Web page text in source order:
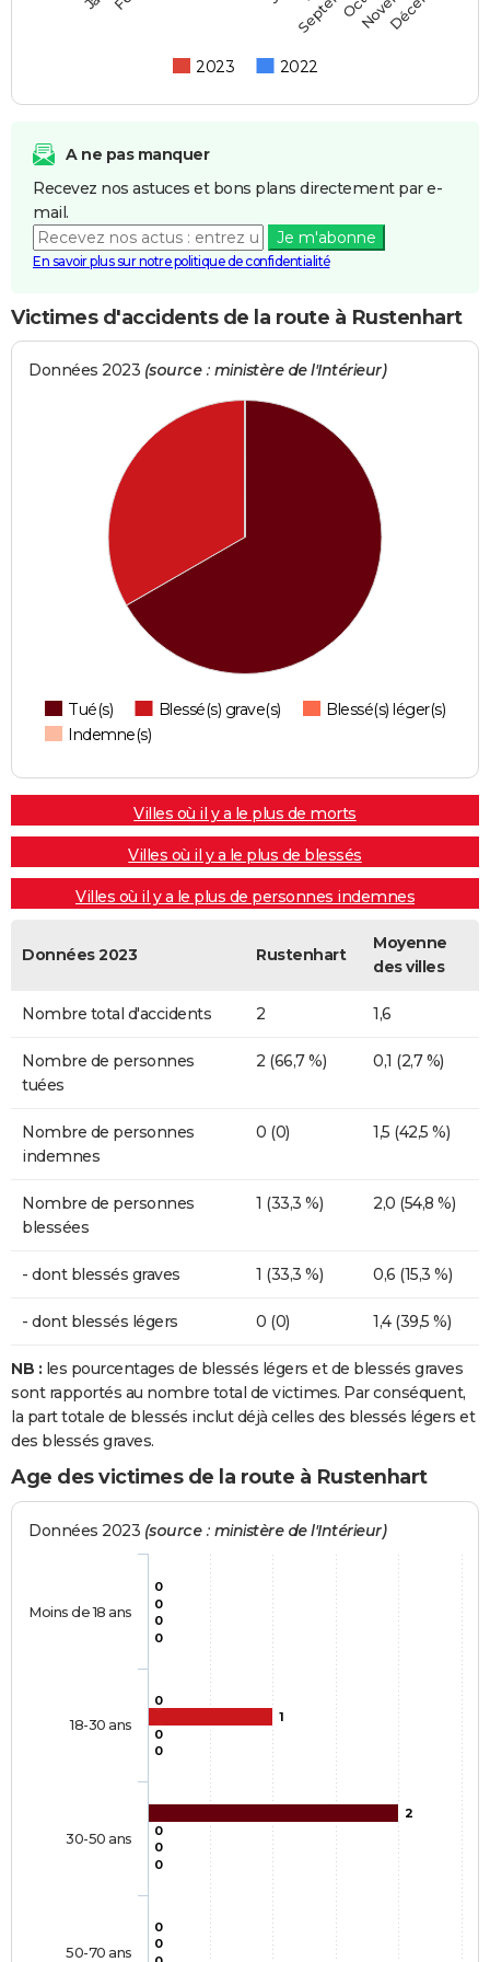
2023 2022
A ne pas manquer
Recevez nos astuces et bons plans directement par e-
mail.
Je m'abonne
En savoir plus sur notre politique de confidentialité
Victimes d'accidents de la route à Rustenhart
Données 2023 (source : ministère de l'Intérieur)
Tué(s) Blessé(s) grave(s)
Blessé(s) léger(s)
Indemne(s)
Villes où il y a le plus de morts
Villes où il y a le plus de blessés
Villes où il y a le plus de personnes indemnes
Données 2023 Rustenhart
Moyenne
des villes
Nombre total d'accidents 2 1,6
Nombre de personnes
tuées
2 (66,7 %) 0,1 (2,7 %)
Nombre de personnes
indemnes
0 (0) 1,5 (42,5 %)
Nombre de personnes
blessées
1 (33,3 %) 2,0 (54,8 %)
- dont blessés graves 1 (33,3 %) 0,6 (15,3 %)
- dont blessés légers 0 (0) 1,4 (39,5 %)
NB : les pourcentages de blessés légers et de blessés graves
sont rapportés au nombre total de victimes. Par conséquent,
la part totale de blessés inclut déjà celles des blessés légers et
des blessés graves.
Age des victimes de la route à Rustenhart
Données 2023 (source : ministère de l'Intérieur)
0
0
2
0
0
1
0
0
0
0
0
0
0
0
Moins de 18 ans
18-30 ans
30-50 ans
50-70 ans